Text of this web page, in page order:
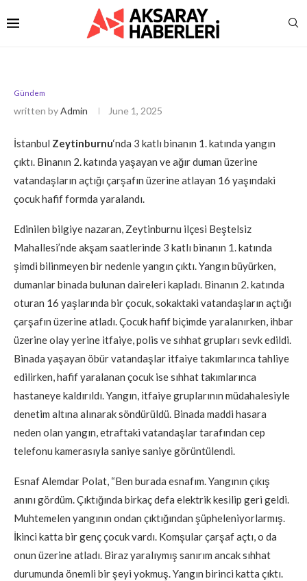
Gündem
written byAdmin June 1, 2025
İstanbul Zeytinburnu‘nda 3 katlı binanın 1. katında yangın
çıktı. Binanın 2. katında yaşayan ve ağır duman üzerine
vatandaşların açtığı çarşafın üzerine atlayan 16 yaşındaki
çocuk hafif formda yaralandı.
Edinilen bilgiye nazaran, Zeytinburnu ilçesi Beştelsiz
Mahallesi’nde akşam saatlerinde 3 katlı binanın 1. katında
şimdi bilinmeyen bir nedenle yangın çıktı. Yangın büyürken,
dumanlar binada bulunan daireleri kapladı. Binanın 2. katında
oturan 16 yaşlarında bir çocuk, sokaktaki vatandaşların açtığı
çarşafın üzerine atladı. Çocuk hafif biçimde yaralanırken, ihbar
üzerine olay yerine itfaiye, polis ve sıhhat grupları sevk edildi.
Binada yaşayan öbür vatandaşlar itfaiye takımlarınca tahliye
edilirken, hafif yaralanan çocuk ise sıhhat takımlarınca
hastaneye kaldırıldı. Yangın, itfaiye gruplarının müdahalesiyle
denetim altına alınarak söndürüldü. Binada maddi hasara
neden olan yangın, etraftaki vatandaşlar tarafından cep
telefonu kamerasıyla saniye saniye görüntülendi.
Esnaf Alemdar Polat, “Ben burada esnafım. Yangının çıkış
anını gördüm. Çıktığında birkaç defa elektrik kesilip geri geldi.
Muhtemelen yangının ondan çıktığından şüpheleniyorlarmış.
İkinci katta bir genç çocuk vardı. Komşular çarşaf açtı, o da
onun üzerine atladı. Biraz yaralıymış sanırım ancak sıhhat
durumunda önemli bir şeyi yokmuş. Yangın birinci katta çıktı.